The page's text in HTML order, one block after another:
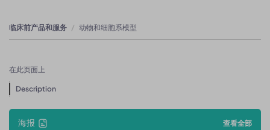
临床前产品和服务 动物和细胞系模型
在此页面上
Description
海报 查看全部